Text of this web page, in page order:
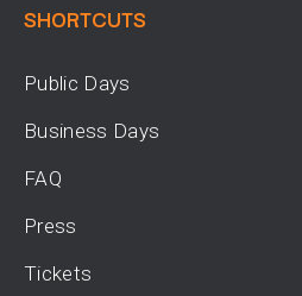
SHORTCUTS
Public Days
Business Days
FAQ
Press
Tickets